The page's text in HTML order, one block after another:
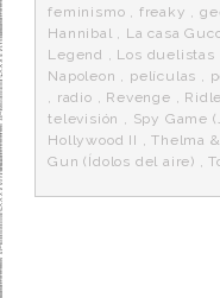
feminismo , freaky ,
Hannibal , La casa
Legend , Los duelistas
Napoleon , películas ,
, radio , Revenge ,
televisión , Spy Game
Hollywood II ,Thelma
Gun (Ídolos del aire) ,